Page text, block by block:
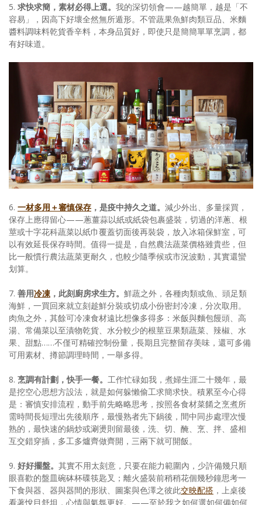
5. 求快求簡，素材必得上選。 我的深切領會——越簡單，越是「不
容易」，因高下好壞全然無所遁形。不管蔬果魚鮮肉類豆品、米麵
醬料調味料乾貨香辛料，本身品質好，即使只是簡簡單單烹調，都
有好味道。
6. 一材多用＋審慎保存 ，是疫中持久之道。 減少外出、多量採買，
保存上應得留心——蔥薑蒜以紙或紙袋包裹盛裝，切過的洋蔥、根
莖或十字花科蔬菜以紙巾覆蓋切面後再裝袋，放入冰箱保鮮室，可
以有效延長保存時間。值得一提是，自然農法蔬菜價格雖貴些，但
比一般慣行農法蔬菜更耐久，也較少隨季候或市況波動，其實還蠻
划算。
7. 善用冷凍，此刻廚房求生方。 鮮蔬之外，各種肉類或魚、頭足類
海鮮，一買回來就立刻趁鮮分裝或切成小份密封冷凍，分次取用。
肉魚之外，其餘可冷凍食材遠比想像多得多：米飯與麵包饅頭、高
湯、常備菜以至漬物乾貨、水分較少的根莖豆果類蔬菜、辣椒、水
果、甜點……不僅可精確控制份量，長期且完整留存美味，還可多備
可用素材、撙節調理時間，一舉多得。
8. 烹調有計劃，快手一餐。 工作忙碌如我，煮婦生涯二十幾年，最
是挖空心思想方設法，就是如何躲懶偷工求簡求快。積累至今心得
是：審慎安排流程，動手前先略略思考，按照各食材菜餚之烹煮所
需時間長短理出先後順序，最慢熟者先下鍋後，間中同步處理次慢
熟的，最快速的鍋炒或涮燙則留最後，洗、切、醃、烹、拌、盛相
互交錯穿插，多工多爐齊做齊開，三兩下就可開飯。
9. 好好擺盤。 其實不用太刻意，只要在能力範圍內，少許備幾只順
眼喜歡的盤皿碗砵杯碟筷匙叉；離火盛裝前稍稍花個幾秒鐘思考一
下食與器、器與器間的形狀、圖案與色澤之彼此交映配搭 ，上桌後
看著悅目舒坦，心情與氣氛更好。——至於我之如何選如何備如何